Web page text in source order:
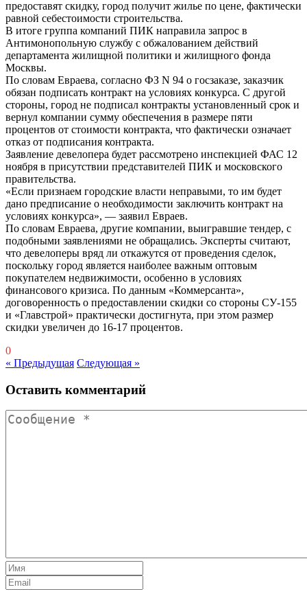
предоставят скидку, город получит жилье по цене, фактически
равной себестоимости строительства.
В итоге группа компаний ПИК направила запрос в
Антимонопольную службу с обжалованием действий
департамента жилищной политики и жилищного фонда
Москвы.
По словам Евраева, согласно ФЗ N 94 о госзаказе, заказчик
обязан подписать контракт на условиях конкурса. С другой
стороны, город не подписал контракты установленный срок и
вернул компании сумму обеспечения в размере пяти
процентов от стоимости контракта, что фактически означает
отказ от подписания контракта.
Заявление девелопера будет рассмотрено инспекцией ФАС 12
ноября в присутствии представителей ПИК и московского
правительства.
«Если признаем городские власти неправыми, то им будет
дано предписание о необходимости заключить контракт на
условиях конкурса», — заявил Евраев.
По словам Евраева, другие компании, выигравшие тендер, с
подобными заявлениями не обращались. Эксперты считают,
что девелоперы вряд ли откажутся от проведения сделок,
поскольку город является наиболее важным оптовым
покупателем недвижимости, особенно в условиях
финансового кризиса. По данным «Коммерсанта»,
договоренность о предоставлении скидки со стороны СУ-155
и «Главстрой» практически достигнута, при этом размер
скидки увеличен до 16-17 процентов.
0
« Предыдущая Следующая »
Оставить комментарий